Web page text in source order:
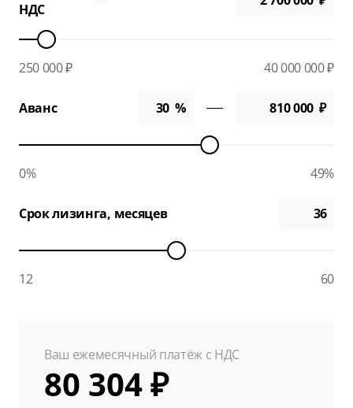
НДС
250 000 ₽ 40 000 000 ₽
Аванс
0% 49%
Срок лизинга, месяцев
12 60
Ваш ежемесячный платёж с НДС
80 304 ₽